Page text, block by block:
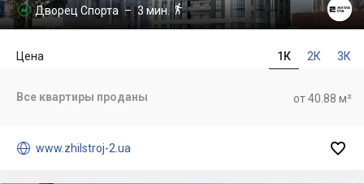
 Дворец Спорта – 3 мин.
1К 2К 3К
Цена
от 40.88 м²
Все квартиры проданы
 www.zhilstroj-2.ua 